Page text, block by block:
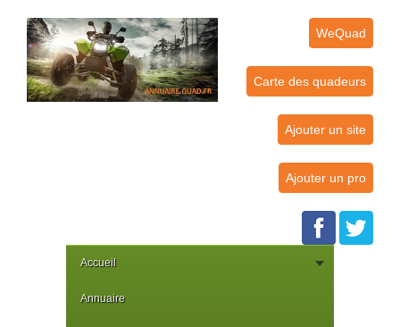
WeQuad
Carte des quadeurs
Ajouter un site
Ajouter un pro
Accueil
Annuaire